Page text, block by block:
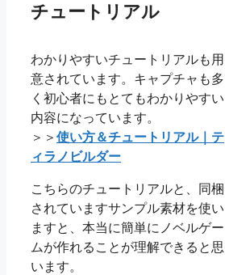
チュートリアル
わかりやすいチュートリアルも用
意されています。キャプチャも多
く初心者にもとてもわかりやすい
内容になっています。
＞＞ 使い方＆チュートリアル｜テ
ィラノビルダー
こちらのチュートリアルと、同梱
されていますサンプル素材を使い
ますと、本当に簡単にノベルゲー
ムが作れることが理解できると思
います。